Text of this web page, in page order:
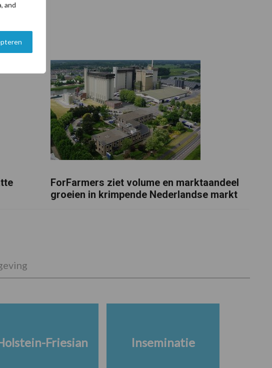
and
ForFarmers ziet volume en marktaandeel
groeien in krimpende Nederlandse markt
Friesian Inseminatie